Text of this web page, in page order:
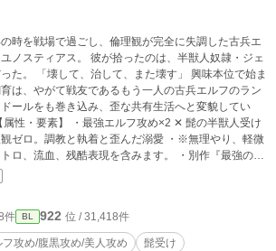
時を戦場で過ごし、倫理観が完全に失調した古兵エ
ノスティアス。 彼が拾ったのは、半獣人奴隷・ジェ
た。 「壊して、治して、また壊す」 興味本位で始ま
は、やがて戦友であるもう一人の古兵エルフのラン
ールをも巻き込み、歪な共有生活へと変貌してい
属性・要素】 ・最強エルフ攻め×2 ✕ 髭の半獣人受け
観ゼロ。調教と執着と歪んだ溺愛 ・※無理やり、軽微
ロ、流血、残酷表現を含みます。 ・別作『最強の狂
者は〜』のスターシステム採用ですが、未読でも全
たり更新中 続きが気になる方は、ぜひ『お気に入
存確認を
件 BL 922 位 / 31,418件
フ攻め/腹黒攻め/美人攻め
髭受け